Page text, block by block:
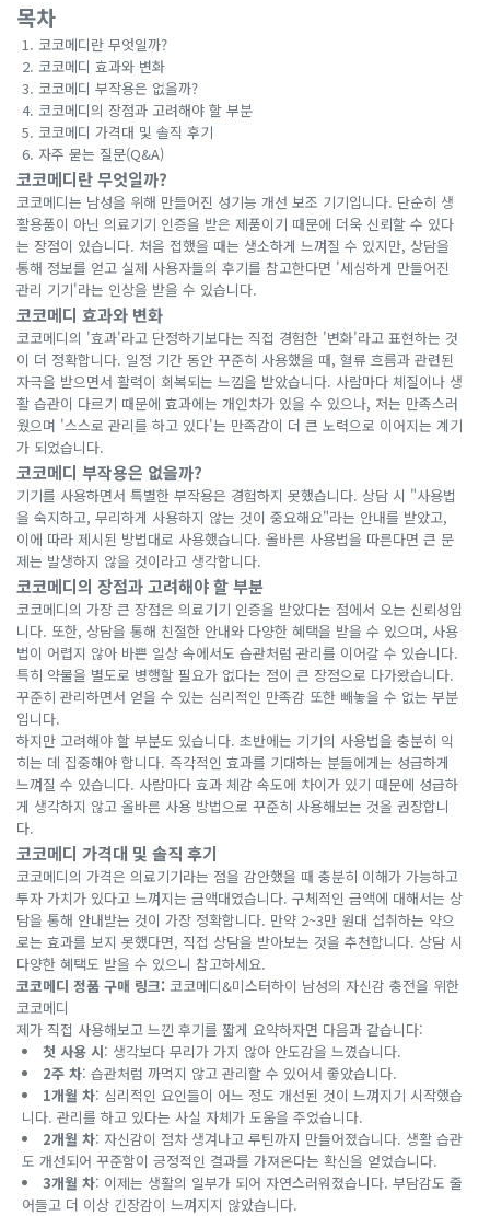
목차
코코메디란 무엇일까?
코코메디 효과와 변화
코코메디 부작용은 없을까?
코코메디의 장점과 고려해야 할 부분
코코메디 가격대 및 솔직 후기
자주 묻는 질문(Q&A)
코코메디란 무엇일까?
코코메디는 남성을 위해 만들어진 성기능 개선 보조 기기입니다. 단순히 생
활용품이 아닌 의료기기 인증을 받은 제품이기 때문에 더욱 신뢰할 수 있다
는 장점이 있습니다. 처음 접했을 때는 생소하게 느껴질 수 있지만, 상담을
통해 정보를 얻고 실제 사용자들의 후기를 참고한다면 '세심하게 만들어진
관리 기기'라는 인상을 받을 수 있습니다.
코코메디 효과와 변화
코코메디의 '효과'라고 단정하기보다는 직접 경험한 '변화'라고 표현하는 것
이 더 정확합니다. 일정 기간 동안 꾸준히 사용했을 때, 혈류 흐름과 관련된
자극을 받으면서 활력이 회복되는 느낌을 받았습니다. 사람마다 체질이나 생
활 습관이 다르기 때문에 효과에는 개인차가 있을 수 있으나, 저는 만족스러
웠으며 '스스로 관리를 하고 있다'는 만족감이 더 큰 노력으로 이어지는 계기
가 되었습니다.
코코메디 부작용은 없을까?
기기를 사용하면서 특별한 부작용은 경험하지 못했습니다. 상담 시 "사용법
을 숙지하고, 무리하게 사용하지 않는 것이 중요해요"라는 안내를 받았고,
이에 따라 제시된 방법대로 사용했습니다. 올바른 사용법을 따른다면 큰 문
제는 발생하지 않을 것이라고 생각합니다.
코코메디의 장점과 고려해야 할 부분
코코메디의 가장 큰 장점은 의료기기 인증을 받았다는 점에서 오는 신뢰성입
니다. 또한, 상담을 통해 친절한 안내와 다양한 혜택을 받을 수 있으며, 사용
법이 어렵지 않아 바쁜 일상 속에서도 습관처럼 관리를 이어갈 수 있습니다.
특히 약물을 별도로 병행할 필요가 없다는 점이 큰 장점으로 다가왔습니다.
꾸준히 관리하면서 얻을 수 있는 심리적인 만족감 또한 빼놓을 수 없는 부분
입니다.
하지만 고려해야 할 부분도 있습니다. 초반에는 기기의 사용법을 충분히 익
히는 데 집중해야 합니다. 즉각적인 효과를 기대하는 분들에게는 성급하게
느껴질 수 있습니다. 사람마다 효과 체감 속도에 차이가 있기 때문에 성급하
게 생각하지 않고 올바른 사용 방법으로 꾸준히 사용해보는 것을 권장합니
다.
코코메디 가격대 및 솔직 후기
코코메디의 가격은 의료기기라는 점을 감안했을 때 충분히 이해가 가능하고
투자 가치가 있다고 느껴지는 금액대였습니다. 구체적인 금액에 대해서는 상
담을 통해 안내받는 것이 가장 정확합니다. 만약 2~3만 원대 섭취하는 약으
로는 효과를 보지 못했다면, 직접 상담을 받아보는 것을 추천합니다. 상담 시
다양한 혜택도 받을 수 있으니 참고하세요.
코코메디 정품 구매 링크: 코코메디&미스터하이 남성의 자신감 충전을 위한
코코메디
제가 직접 사용해보고 느낀 후기를 짧게 요약하자면 다음과 같습니다:
첫 사용 시: 생각보다 무리가 가지 않아 안도감을 느꼈습니다.
2주 차: 습관처럼 까먹지 않고 관리할 수 있어서 좋았습니다.
1개월 차: 심리적인 요인들이 어느 정도 개선된 것이 느껴지기 시작했습
니다. 관리를 하고 있다는 사실 자체가 도움을 주었습니다.
2개월 차: 자신감이 점차 생겨나고 루틴까지 만들어졌습니다. 생활 습관
도 개선되어 꾸준함이 긍정적인 결과를 가져온다는 확신을 얻었습니다.
3개월 차: 이제는 생활의 일부가 되어 자연스러워졌습니다. 부담감도 줄
어들고 더 이상 긴장감이 느껴지지 않았습니다.